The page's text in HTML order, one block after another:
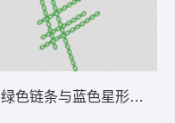
绿色链条与蓝色星形图案